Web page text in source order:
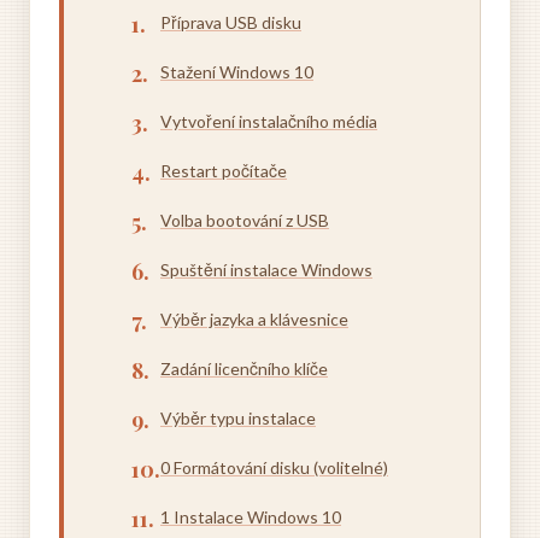
Příprava USB disku
Stažení Windows 10
Vytvoření instalačního média
Restart počítače
Volba bootování z USB
Spuštění instalace Windows
Výběr jazyka a klávesnice
Zadání licenčního klíče
Výběr typu instalace
0 Formátování disku (volitelné)
1 Instalace Windows 10